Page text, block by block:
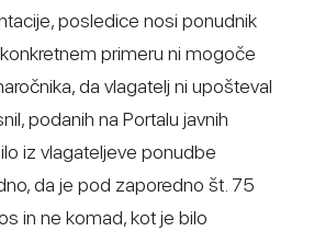
posledice nosi ponudnik
primeru ni mogoče
da vlagatelj ni upošteval
podanih na Portalu javnih
iz vlagateljeve ponudbe
da je pod zaporedno št. 75
in ne komad, kot je bilo